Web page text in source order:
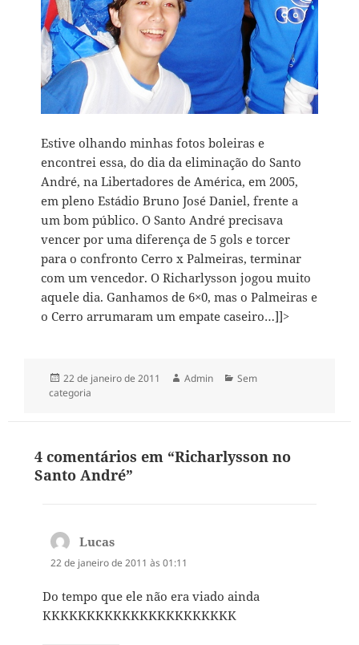
Estive olhando minhas fotos boleiras e
encontrei essa, do dia da eliminação do Santo
André, na Libertadores de América, em 2005,
em pleno Estádio Bruno José Daniel, frente a
um bom público. O Santo André precisava
vencer por uma diferença de 5 gols e torcer
para o confronto Cerro x Palmeiras, terminar
com um vencedor. O Richarlysson jogou muito
aquele dia. Ganhamos de 6×0, mas o Palmeiras e
o Cerro arrumaram um empate caseiro…]]>
Publicado
em
22 de janeiro de 2011 Autor
Admin Categorias
Sem
categoria
4 comentários em “Richarlysson no
Santo André”
Lucasdisse:
22 de janeiro de 2011 às 01:11
Do tempo que ele não era viado ainda
KKKKKKKKKKKKKKKKKKKKKK